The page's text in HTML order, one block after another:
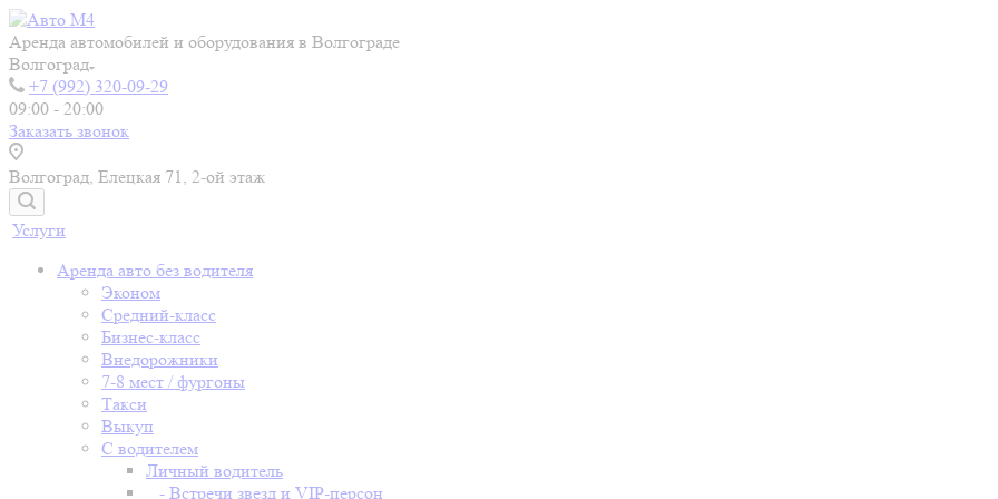
Аренда автомобилей и оборудования в Волгограде
Волгоград
+7 (992) 320-09-29
09:00 - 20:00
Заказать звонок
Волгоград, Елецкая 71, 2-ой этаж
Услуги
Аренда авто без водителя
Эконом
Средний-класс
Бизнес-класс
Внедорожники
7-8 мест / фургоны
Такси
Выкуп
С водителем
Личный водитель
- Встречи звезд и VIP-персон